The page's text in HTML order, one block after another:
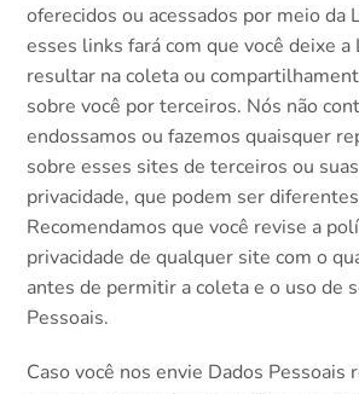
oferecidos ou acessados por meio da
esses links fará com que você deixe a
resultar na coleta ou
sobre você por terceiros. Nós não
endossamos ou fazemos quaisquer
sobre esses sites de terceiros ou
privacidade, que podem ser
Recomendamos que você revise a
privacidade de qualquer site com o
antes de permitir a coleta e o uso de
Pessoais.
Caso você nos envie Dados Pessoais